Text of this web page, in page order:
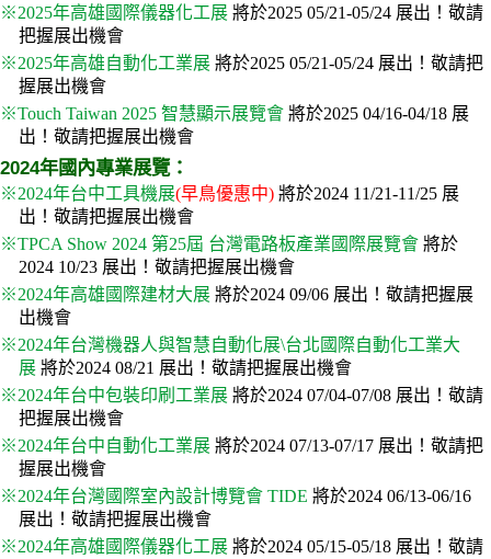
※2025年高雄國際儀器化工展 將於2025 05/21-05/24 展出！敬請
把握展出機會
※2025年高雄自動化工業展 將於2025 05/21-05/24 展出！敬請把
握展出機會
※Touch Taiwan 2025 智慧顯示展覽會 將於2025 04/16-04/18 展
出！敬請把握展出機會
2024年國內專業展覽：
※2024年台中工具機展(早鳥優惠中) 將於2024 11/21-11/25 展
出！敬請把握展出機會
※TPCA Show 2024 第25屆 台灣電路板產業國際展覽會 將於
2024 10/23 展出！敬請把握展出機會
※2024年高雄國際建材大展 將於2024 09/06 展出！敬請把握展
出機會
※2024年台灣機器人與智慧自動化展\台北國際自動化工業大
展將於2024 08/21 展出！敬請把握展出機會
※2024年台中包裝印刷工業展 將於2024 07/04-07/08 展出！敬請
把握展出機會
※2024年台中自動化工業展 將於2024 07/13-07/17 展出！敬請把
握展出機會
※2024年台灣國際室內設計博覽會 TIDE 將於2024 06/13-06/16
展出！敬請把握展出機會
※2024年高雄國際儀器化工展 將於2024 05/15-05/18 展出！敬請